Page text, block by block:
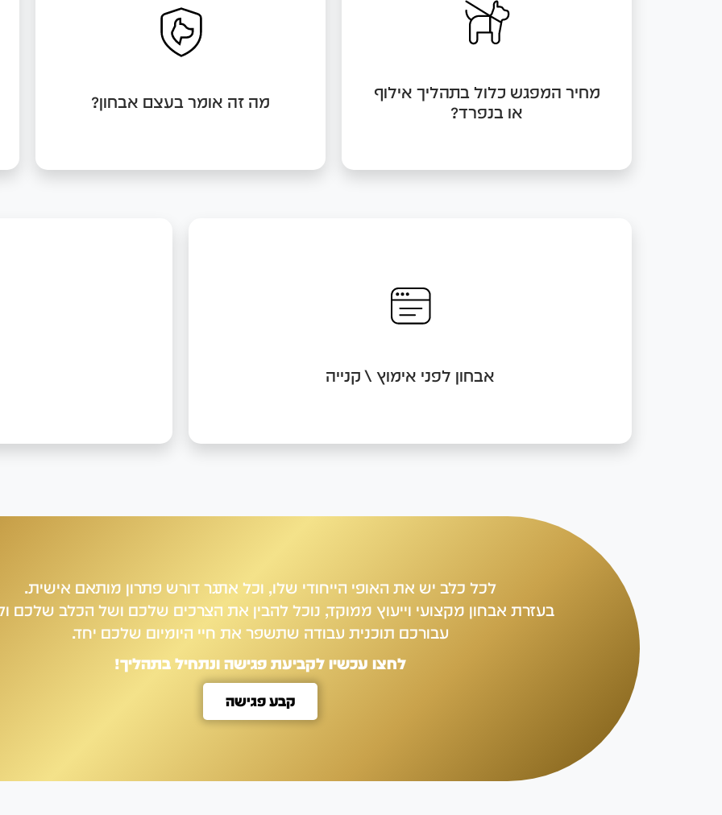
מה זה אומר בעצם אבחון?
לפני כל תהליך אילוף, רצוי לקבוע פגישת
אבחון כדי שנוכל להתאים עבורכם את
התהליך שיהיה הכי נכון עבורכם ועבור הכלב
מחיר המפגש כלול בתהליך אילוף
או בנפרד?
אם החלטתם להיעזר בשירותיי כמאמן
שלכם ולהתחיל ביחד איתי תהליך אילוף, אני
אם אתם רוצים
בבית גידול או אצל
שהכי יתאים
אבחון לפני אימוץ \ קנייה
אתם עושים חסד מדהים! אבל שימו לב שלא כל כלב שנראה לנו חמוד או
מסכן הוא בהכרח כזה. ישנם הרבה מקרים בהם מגלים על בעיות גנטיות
לכל כלב יש את האופי הייחודי שלו, וכל אתגר דורש פתרון מותאם אישית.
בעזרת אבחון מקצועי וייעוץ ממוקד, נוכל להבין את הצרכים שלכם ושל הכלב שלכם
עבורכם תוכנית עבודה שתשפר את חיי היומיום שלכם יחד.
לחצו עכשיו לקביעת פגישה ונתחיל בתהליך!
קבע פגישה